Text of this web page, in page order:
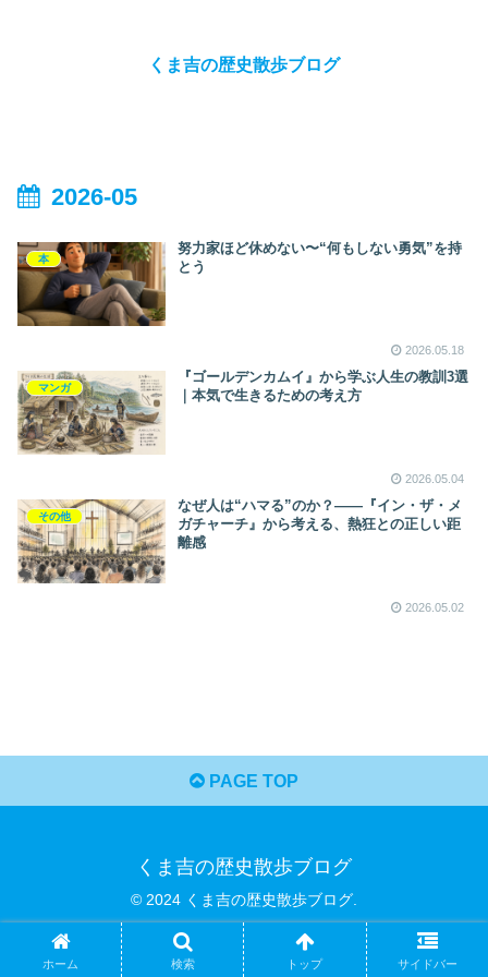
くま吉の歴史散歩ブログ
2026-05
本
努力家ほど休めない〜“何もしない勇気”を持
とう
2026.05.18
マンガ
『ゴールデンカムイ』から学ぶ人生の教訓3選
｜本気で生きるための考え方
2026.05.04
その他
なぜ人は“ハマる”のか？——『イン・ザ・メ
ガチャーチ』から考える、熱狂との正しい距
離感
2026.05.02
PAGE TOP
くま吉の歴史散歩ブログ
© 2024 くま吉の歴史散歩ブログ.
ホーム 検索 トップ サイドバー